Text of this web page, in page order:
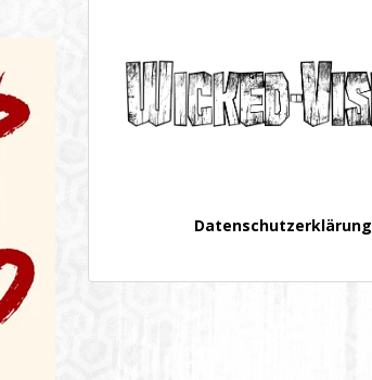
Datenschutzerklärung